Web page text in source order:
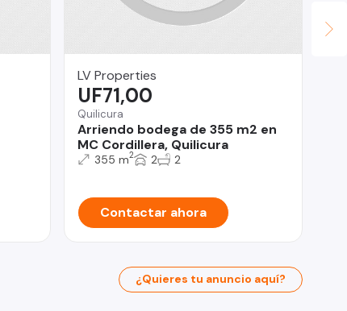
LV Properties
Quilicura
Arriendo bodega de 355 m2 en
MC Cordillera, Quilicura
UF71,00
355 m2 2 2
Contactar ahora
¿Quieres tu anuncio aquí?